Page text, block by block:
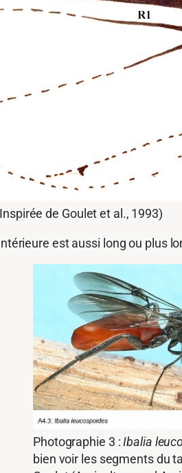
de Goulet et al., 1993)
est aussi long ou plus
Photographie 3 :Ibalia
bien voir les segments du